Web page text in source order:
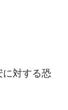
対する恐